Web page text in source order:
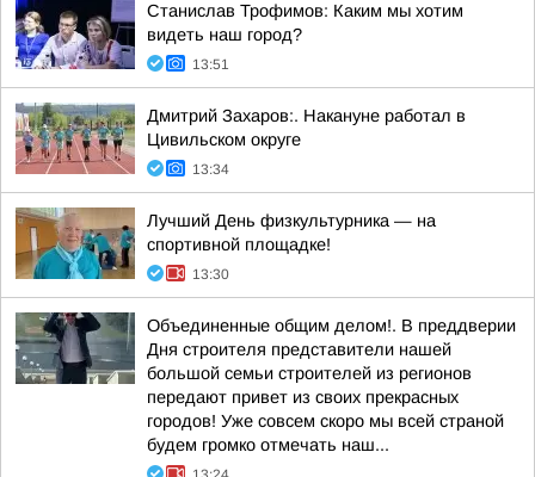
Станислав Трофимов: Каким мы хотим
видеть наш город?
13:51
Дмитрий Захаров:. Накануне работал в
Цивильском округе
13:34
Лучший День физкультурника — на
спортивной площадке!
13:30
Объединенные общим делом!. В преддверии
Дня строителя представители нашей
большой семьи строителей из регионов
передают привет из своих прекрасных
городов! Уже совсем скоро мы всей страной
будем громко отмечать наш...